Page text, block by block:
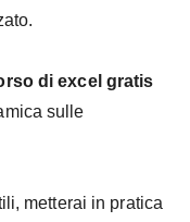
di excel gratis
sulle
metterai in pratica